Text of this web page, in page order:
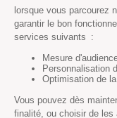
Les autres
Cliquez-ici pour